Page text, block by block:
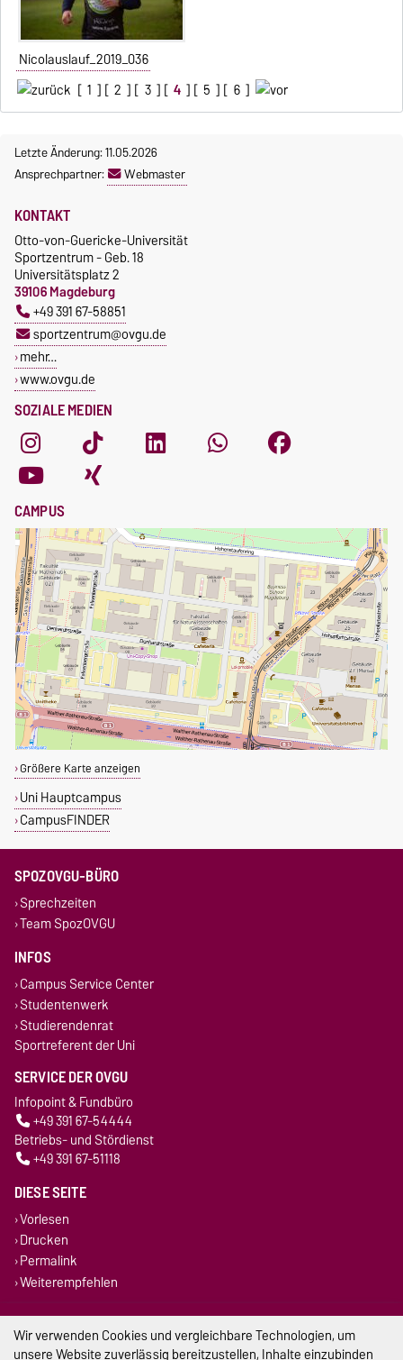
Nicolauslauf_2019_036
[ 1 ] [ 2 ] [ 3 ] [ 4 ] [ 5 ] [ 6 ]
Letzte Änderung: 11.05.2026
Ansprechpartner:
Webmaster
SOZIALE MEDIEN
KONTAKT
Otto-von-Guericke-Universität
Sportzentrum - Geb. 18
Universitätsplatz 2
39106 Magdeburg
+49 391 67-58851
sportzentrum@ovgu.de
mehr…
www.ovgu.de
CAMPUS
Größere Karte anzeigen
Uni Hauptcampus
CampusFINDER
SPOZOVGU-BÜRO
Sprechzeiten
Team SpozOVGU
INFOS
Campus Service Center
Studentenwerk
Studierendenrat
Sportreferent der Uni
SERVICE DER OVGU
Infopoint & Fundbüro
+49 391 67-54444
Betriebs- und Stördienst
+49 391 67-51118
DIESE SEITE
Vorlesen
Drucken
Permalink
Weiterempfehlen
Impressum
Wir verwenden Cookies und vergleichbare Technologien, um
unsere Website zuverlässig bereitzustellen, Inhalte einzubinden